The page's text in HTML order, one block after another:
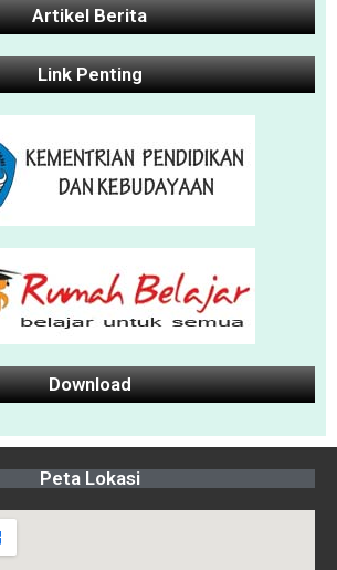
Artikel Berita
Link Penting
Download
Peta Lokasi